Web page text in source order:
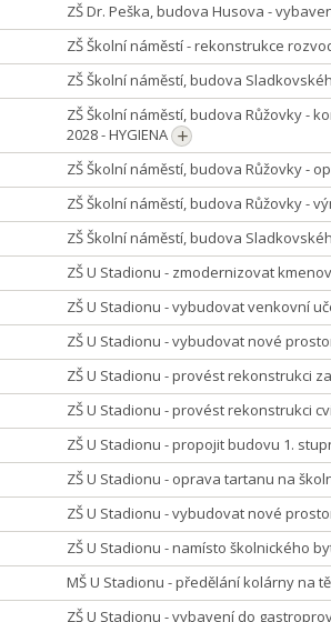
ZŠ Dr. Peška, budova Husova -
ZŠ Školní náměstí - rekonstrukce
ZŠ Školní náměstí, budova
ZŠ Školní náměstí, budova Růžovky -
2028 - HYGIENA
ZŠ Školní náměstí, budova Růžovky -
ZŠ Školní náměstí, budova Růžovky -
ZŠ Školní náměstí, budova
ZŠ U Stadionu - zmodernizovat
ZŠ U Stadionu - vybudovat venkovní
ZŠ U Stadionu - vybudovat nové
ZŠ U Stadionu - provést rekonstrukci
ZŠ U Stadionu - provést rekonstrukci
ZŠ U Stadionu - propojit budovu 1.
ZŠ U Stadionu - oprava tartanu na
ZŠ U Stadionu - vybudovat nové
ZŠ U Stadionu - namísto školnického
MŠ U Stadionu - předělání kolárny na
ZŠ U Stadionu - vybavení do